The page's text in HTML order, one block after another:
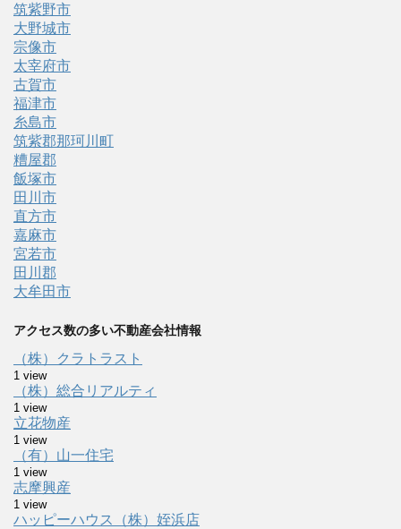
筑紫野市
大野城市
宗像市
太宰府市
古賀市
福津市
糸島市
筑紫郡那珂川町
糟屋郡
飯塚市
田川市
直方市
嘉麻市
宮若市
田川郡
大牟田市
アクセス数の多い不動産会社情報
（株）クラトラスト
1 view
（株）総合リアルティ
1 view
立花物産
1 view
（有）山一住宅
1 view
志摩興産
1 view
ハッピーハウス（株）姪浜店